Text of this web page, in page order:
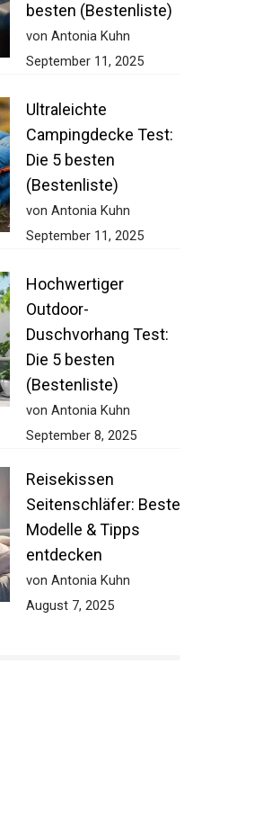
besten (Bestenliste)
von Antonia Kuhn
September 11, 2025
Ultraleichte
Campingdecke Test:
Die 5 besten
(Bestenliste)
von Antonia Kuhn
September 11, 2025
Hochwertiger
Outdoor-
Duschvorhang Test:
Die 5 besten
(Bestenliste)
von Antonia Kuhn
September 8, 2025
Reisekissen
Seitenschläfer: Beste
Modelle & Tipps
entdecken
von Antonia Kuhn
August 7, 2025